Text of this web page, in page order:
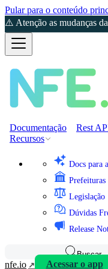
Pular para o conteúdo
⚠️ Atenção as mudanças
Documentação Rest
Recursos
Docs para
Prefeituras
Legislação
Dúvidas
Release
Buscar
nfe.io Acessar o app